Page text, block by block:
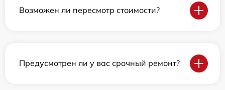
Возможен ли пересмотр стоимости?
Предусмотрен ли у вас срочный ремонт?